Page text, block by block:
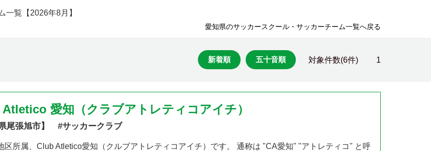
一覧【 2026年8月】
愛知県のサッカースクール・サッカーチーム一覧へ戻る
新着順 五十音順 対象件数(6件) 1
愛知（クラブアトレティコアイチ）
県尾張旭市】 #サッカークラブ
区所属、Club Atletico愛知（クルブアトレティコアイチ）です。 通称は "CA愛知" "アトレティコ" と呼